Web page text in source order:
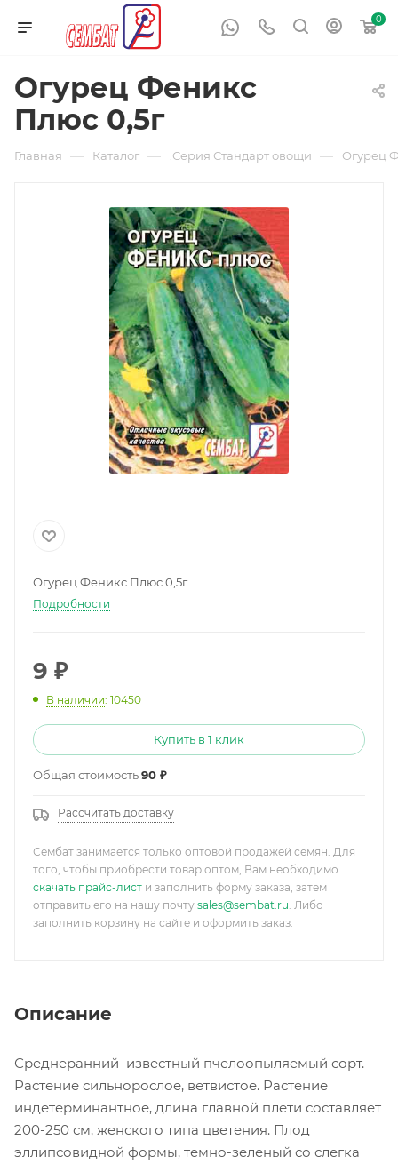
0
Огурец Феникс
Плюс 0,5г
Главная — Каталог — .Серия Стандарт овощи — Огурец
Огурец Феникс Плюс 0,5г
Подробности
9 ₽
В наличии: 10450
Купить в 1 клик
Общая стоимость90 ₽
Рассчитать доставку
Сембат занимается только оптовой продажей семян. Для
того, чтобы приобрести товар оптом, Вам необходимо
скачать прайс-лист и заполнить форму заказа, затем
отправить его на нашу почту sales@sembat.ru. Либо
заполнить корзину на сайте и оформить заказ.
Описание
Среднеранний известный пчелоопыляемый сорт.
Растение сильнорослое, ветвистое. Растение
индетерминантное, длина главной плети составляет
200-250 см, женского типа цветения. Плод
эллипсовидной формы, темно-зеленый со слегка